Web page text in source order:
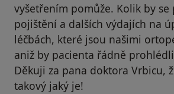
vyšetřením pomůže. Kolik by
pojištění a dalších výdajích na
léčbách, které jsou našimi
aniž by pacienta řádně
Děkuji za pana doktora Vrbicu,
takový jaký je!